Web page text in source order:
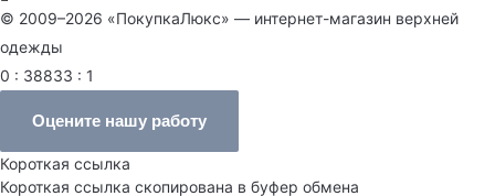
© 2009–2026 «ПокупкаЛюкс» — интернет-магазин верхней
одежды
0 : 38833 : 1
Оцените нашу работу
Короткая ссылка
Короткая ссылка скопирована в буфер обмена